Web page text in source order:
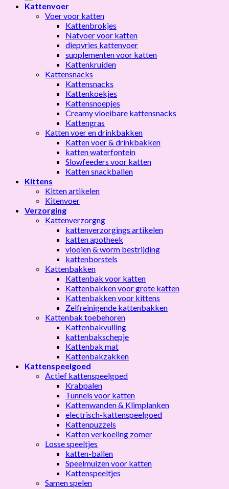
Kattenvoer
Voer voor katten
Kattenbrokjes
Natvoer voor katten
diepvries kattenvoer
supplementen voor katten
Kattenkruiden
Kattensnacks
Kattensnacks
Kattenkoekjes
Kattensnoepjes
Creamy vloeibare kattensnacks
Kattengras
Katten voer en drinkbakken
Katten voer & drinkbakken
katten waterfontein
Slowfeeders voor katten
Katten snackballen
Kittens
Kitten artikelen
Kitenvoer
Verzorging
Kattenverzorgng
kattenverzorgings artikelen
katten apotheek
vlooien & worm bestrijding
kattenborstels
Kattenbakken
Kattenbak voor katten
Kattenbakken voor grote katten
Kattenbakken voor kittens
Zelfreinigende kattenbakken
Kattenbak toebehoren
Kattenbakvulling
kattenbakschepje
Kattenbak mat
Kattenbakzakken
Kattenspeelgoed
Actief kattenspeelgoed
Krabpalen
Tunnels voor katten
Kattenwanden & Klimplanken
electrisch-kattenspeelgoed
Kattenpuzzels
Katten verkoeling zomer
Losse speeltjes
katten-ballen
Speelmuizen voor katten
Kattenspeeltjes
Samen spelen